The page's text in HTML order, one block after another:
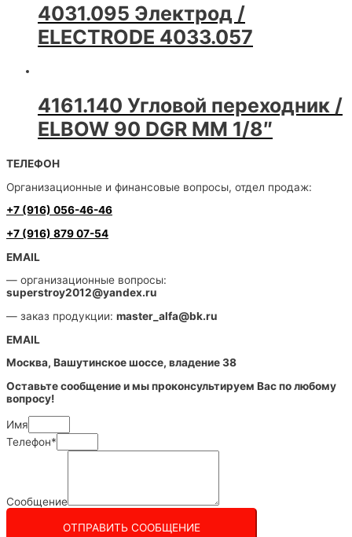
4031.095 Электрод /
ELECTRODE 4033.057
4161.140 Угловой переходник /
ELBOW 90 DGR MM 1/8″
ТЕЛЕФОН
Организационные и финансовые вопросы, отдел продаж:
+7 (916) 056-46-46
+7 (916) 879 07-54
EMAIL
— организационные вопросы:
superstroy2012@yandex.ru
— заказ продукции: master_alfa@bk.ru
EMAIL
Москва, Вашутинское шоссе, владение 38
Оставьте сообщение и мы проконсультируем Вас по любому
вопросу!
Имя
Телефон*
Сообщение
ОТПРАВИТЬ СООБЩЕНИЕ